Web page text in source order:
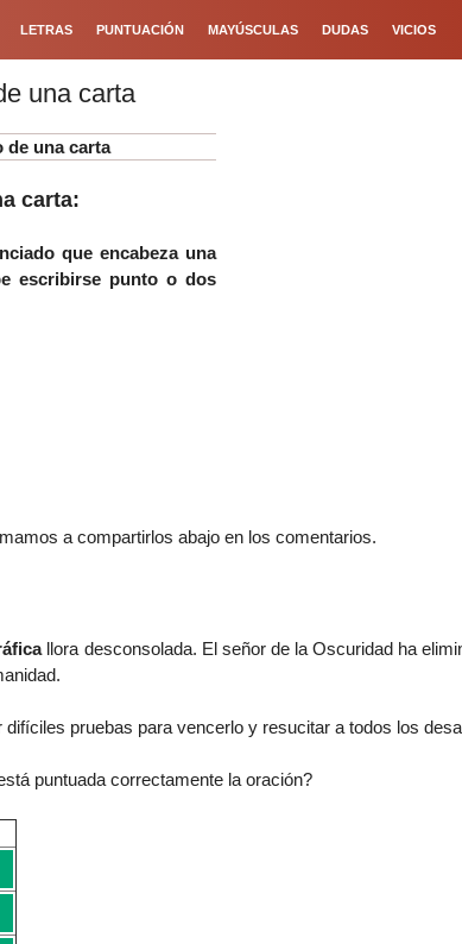
LETRAS PUNTUACIÓN MAYÚSCULAS DUDAS VICIOS
una carta
de una carta
carta:
que encabeza una
escribirse punto o dos
a compartirlos abajo en los comentarios.
llora desconsolada. El señor de la Oscuridad ha
pruebas para vencerlo y resucitar a todos los
puntuada correctamente la oración?